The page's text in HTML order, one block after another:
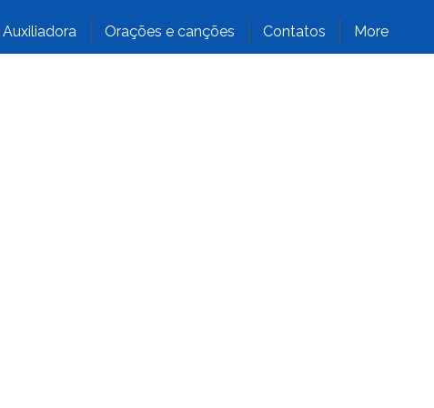
Auxiliadora Orações e canções Contatos More